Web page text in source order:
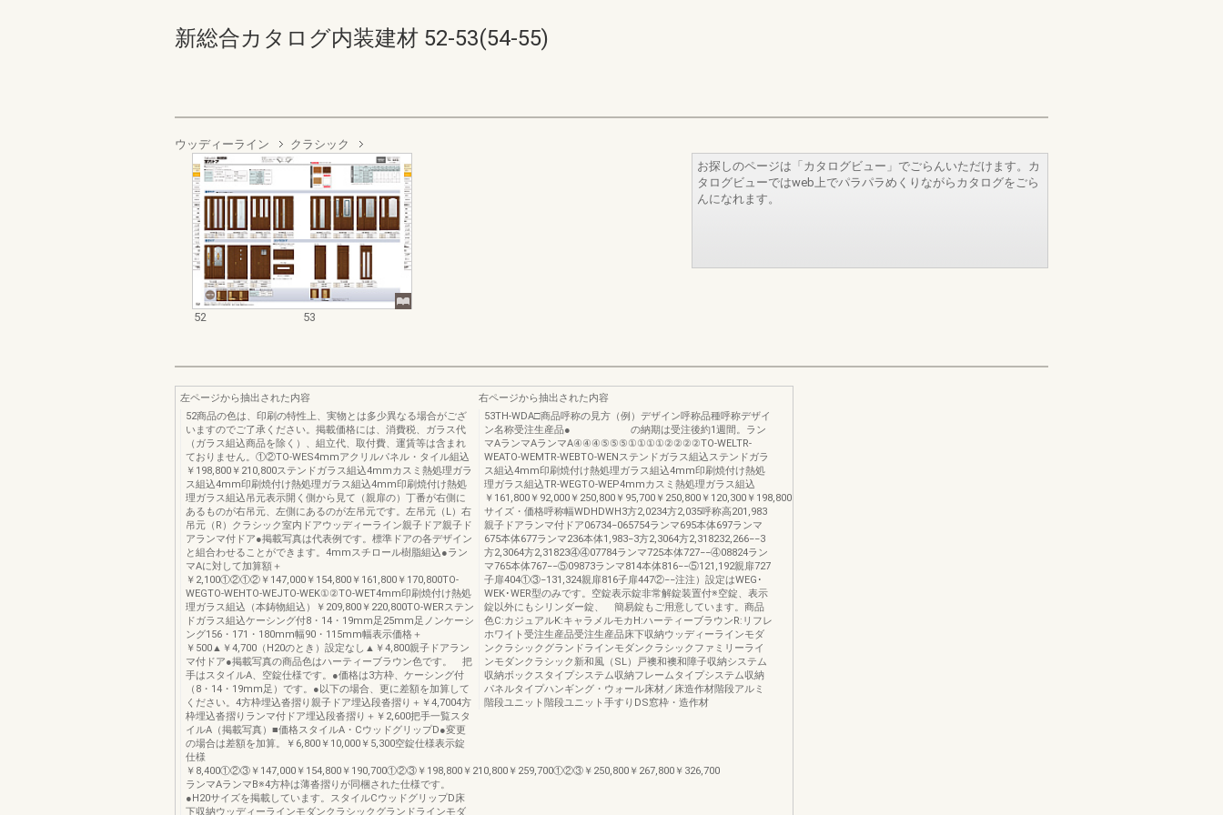
新総合カタログ内装建材 52-53(54-55)
ウッディーライン クラシック
52 53
お探しのページは「カタログビュー」でごらんいただけます。カ
タログビューではweb上でパラパラめくりながらカタログをごら
んになれます。
左ページから抽出された内容
52商品の色は、印刷の特性上、実物とは多少異なる場合がござ
いますのでご了承ください。掲載価格には、消費税、ガラス代
（ガラス組込商品を除く）、組立代、取付費、運賃等は含まれ
ておりません。①②TO-WES4mmアクリルパネル・タイル組込
￥198,800￥210,800ステンドガラス組込4mmカスミ熱処理ガラ
ス組込4mm印刷焼付け熱処理ガラス組込4mm印刷焼付け熱処
理ガラス組込吊元表示開く側から見て（親扉の）丁番が右側に
あるものが右吊元、左側にあるのが左吊元です。左吊元（L）右
吊元（R）クラシック室内ドアウッディーライン親子ドア親子ド
アランマ付ドア●掲載写真は代表例です。標準ドアの各デザイン
と組合わせることができます。4mmスチロール樹脂組込●ラン
マAに対して加算額＋
￥2,100①②①②￥147,000￥154,800￥161,800￥170,800TO-
WEGTO-WEHTO-WEJTO-WEK①②TO-WET4mm印刷焼付け熱処
理ガラス組込（本鋳物組込）￥209,800￥220,800TO-WERステン
ドガラス組込ケーシング付8・14・19mm足25mm足ノンケーシ
ング156・171・180mm幅90・115mm幅表示価格＋
￥500▲￥4,700（H20のとき）設定なし▲￥4,800親子ドアラン
マ付ドア●掲載写真の商品色はハーティーブラウン色です。 把
手はスタイルA、空錠仕様です。●価格は3方枠、ケーシング付
（8・14・19mm足）です。●以下の場合、更に差額を加算して
ください。4方枠埋込沓摺り親子ドア埋込段沓摺り＋￥4,7004方
枠埋込沓摺りランマ付ドア埋込段沓摺り＋￥2,600把手一覧スタ
イルA（掲載写真）■価格スタイルA・CウッドグリップD●変更
の場合は差額を加算。￥6,800￥10,000￥5,300空錠仕様表示錠
仕様
￥8,400①②③￥147,000￥154,800￥190,700①②③￥198,800￥210,800￥259,700①②③￥250,800￥267,800￥326,700
ランマAランマB※4方枠は薄沓摺りが同梱された仕様です。
●H20サイズを掲載しています。スタイルCウッドグリップD床
下収納ウッディーラインモダンクラシックグランドラインモダ
右ページから抽出された内容
53TH-WDA□商品呼称の見方（例）デザイン呼称品種呼称デザイ
ン名称受注生産品● の納期は受注後約1週間。ラン
マAランマAランマA④④④⑤⑤⑤①①①①②②②②TO-WELTR-
WEATO-WEMTR-WEBTO-WENステンドガラス組込ステンドガラ
ス組込4mm印刷焼付け熱処理ガラス組込4mm印刷焼付け熱処
理ガラス組込TR-WEGTO-WEP4mmカスミ熱処理ガラス組込
￥161,800￥92,000￥250,800￥95,700￥250,800￥120,300￥198,800￥170,800￥95,600￥267,800￥99,800￥267,800￥125,800￥210,800
サイズ・価格呼称幅WDHDWH3方2,0234方2,035呼称高201,983
親子ドアランマ付ドア06734−065754ランマ695本体697ランマ
675本体677ランマ236本体1,983−3方2,3064方2,318232,266−−3
方2,3064方2,31823④④07784ランマ725本体727−−④08824ラン
マ765本体767−−⑤09873ランマ814本体816−−⑤121,192親扉727
子扉404①③−131,324親扉816子扉447②−−注注）設定はWEG･
WEK･WER型のみです。空錠表示錠非常解錠装置付※空錠、表示
錠以外にもシリンダー錠、 簡易錠もご用意しています。商品
色C:カジュアルK:キャラメルモカH:ハーティーブラウンR:リフレ
ホワイト受注生産品受注生産品床下収納ウッディーラインモダ
ンクラシックグランドラインモダンクラシックファミリーライ
ンモダンクラシック新和風（SL）戸襖和襖和障子収納システム
収納ボックスタイプシステム収納フレームタイプシステム収納
パネルタイプハンギング・ウォール床材／床造作材階段アルミ
階段ユニット階段ユニット手すりDS窓枠・造作材